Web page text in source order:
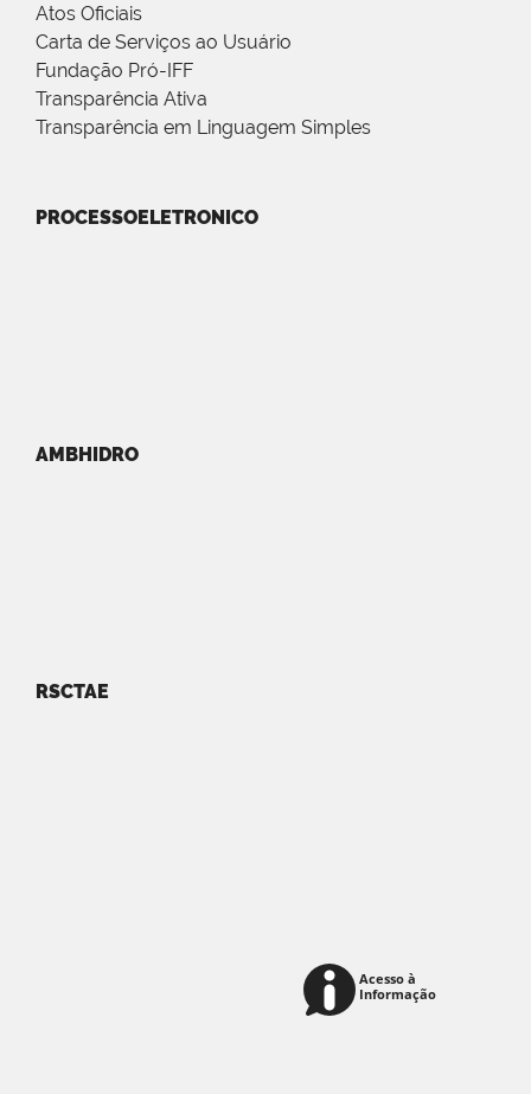
Atos Oficiais
Carta de Serviços ao Usuário
Fundação Pró-IFF
Transparência Ativa
Transparência em Linguagem Simples
PROCESSOELETRONICO
AMBHIDRO
RSCTAE